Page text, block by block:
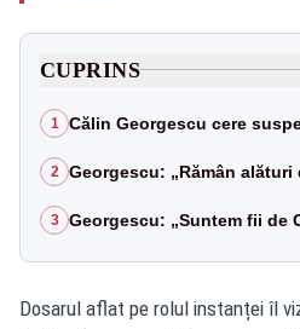
CUPRINS
1 Călin Georgescu cere
2 Georgescu: „Rămân alături
3 Georgescu: „Suntem fii de
Dosarul aflat pe rolul instanței îl